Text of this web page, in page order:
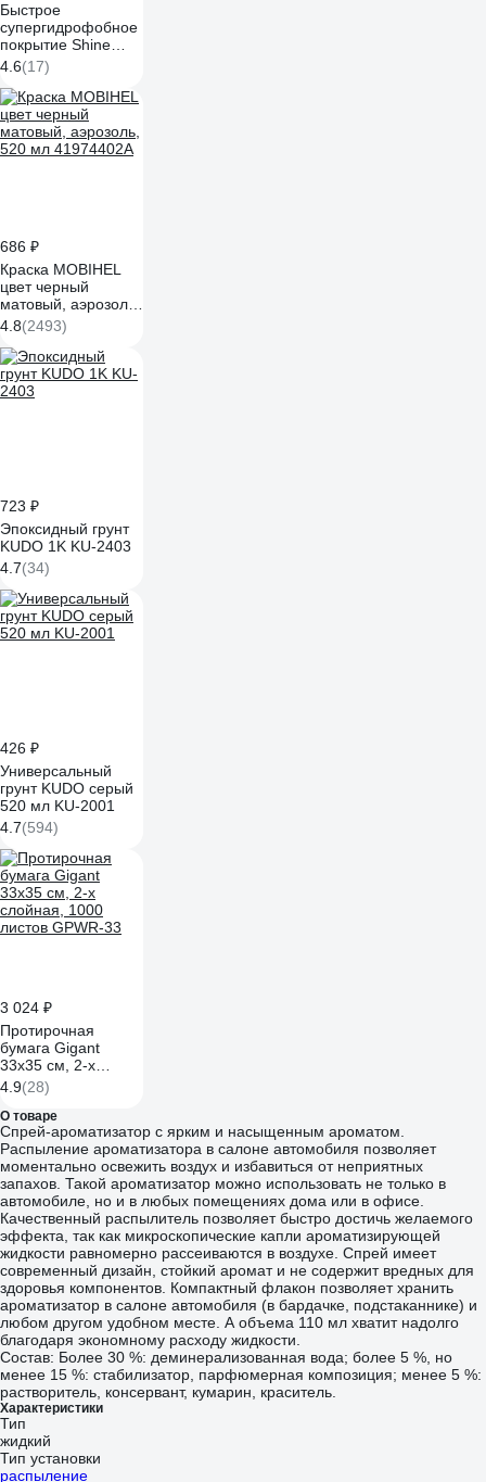
Быстрое
супергидрофобное
покрытие Shine
Systems
FastQuartz, 750 мл
SS765
4.6(17)
686 ₽
Краска MOBIHEL
цвет черный
матовый, аэрозоль,
520 мл 41974402А
4.8(2493)
723 ₽
Эпоксидный грунт
KUDO 1K KU-2403
4.7(34)
426 ₽
Универсальный
грунт KUDO серый
520 мл KU-2001
4.7(594)
3 024 ₽
Протирочная
бумага Gigant
33x35 см, 2-х
слойная, 1000
листов GPWR-33
4.9(28)
О товаре
Спрей-ароматизатор с ярким и насыщенным ароматом.
Распыление ароматизатора в салоне автомобиля позволяет
моментально освежить воздух и избавиться от неприятных
запахов. Такой ароматизатор можно использовать не только в
автомобиле, но и в любых помещениях дома или в офисе.
Качественный распылитель позволяет быстро достичь желаемого
эффекта, так как микроскопические капли ароматизирующей
жидкости равномерно рассеиваются в воздухе. Спрей имеет
современный дизайн, стойкий аромат и не содержит вредных для
здоровья компонентов. Компактный флакон позволяет хранить
ароматизатор в салоне автомобиля (в бардачке, подстаканнике) и
любом другом удобном месте. А объема 110 мл хватит надолго
благодаря экономному расходу жидкости.
Состав: Более 30 %: деминерализованная вода; более 5 %, но
менее 15 %: стабилизатор, парфюмерная композиция; менее 5 %:
растворитель, консервант, кумарин, краситель.
Характеристики
Тип
жидкий
Тип установки
распыление